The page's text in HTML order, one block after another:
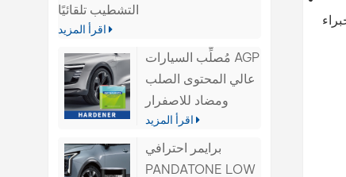
التشطيب تلقائيًا
مُصلِّب السيارات AGP
عالي المحتوى الصلب
ومضاد للاصفرار
برايمر احترافي
PANDATONE LOW